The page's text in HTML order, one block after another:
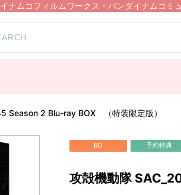
ナムコフィルムワークス・バンダイナムコミ
Season 2 Blu-ray BOX （特装限定版）
BD 予約特典
攻殻機動隊